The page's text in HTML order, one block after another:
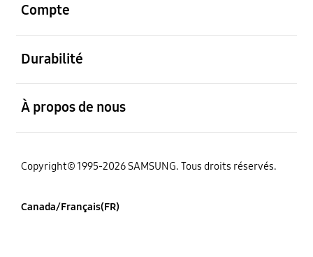
Compte
Durabilité
À propos de nous
Copyright© 1995-2026 SAMSUNG. Tous droits réservés.
Canada/Français(FR)